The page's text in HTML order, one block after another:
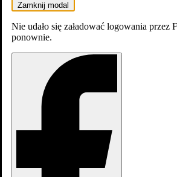
Biały Lotos: Porwania 2x6
Zamknij modal
Nie udało się załadować logowania przez
ponownie.